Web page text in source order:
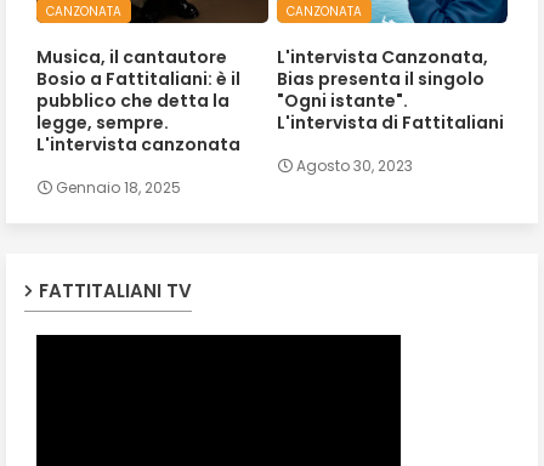
CANZONATA
Musica, il cantautore
Bosio a Fattitaliani: è il
pubblico che detta la
legge, sempre.
L'intervista canzonata
Gennaio 18, 2025
CANZONATA
L'intervista Canzonata,
Bias presenta il singolo
"Ogni istante".
L'intervista di Fattitaliani
Agosto 30, 2023
FATTITALIANI TV